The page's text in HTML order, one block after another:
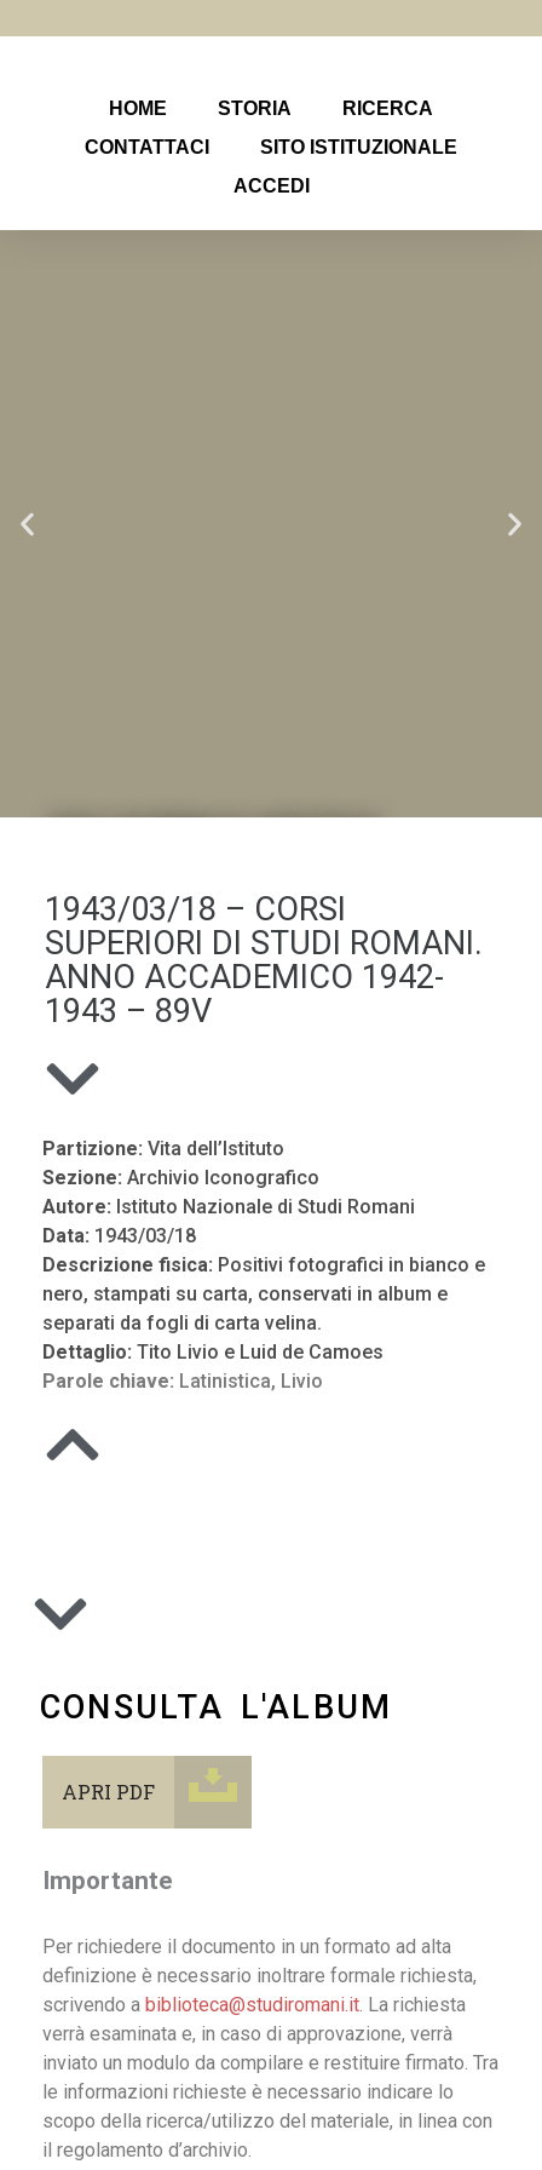
HOME STORIA
RICERCA
CONTATTACI
SITO ISTITUZIONALE
ACCEDI
.LA "VITA DELL'ISTITUTO" ATTRAVERSO LE IMMAGINI
1943/03/18 – CORSI
SUPERIORI DI STUDI ROMANI.
ANNO ACCADEMICO 1942-
1943 – 89V
Partizione: Vita dell’Istituto
Sezione: Archivio Iconografico
Autore: Istituto Nazionale di Studi Romani
Data: 1943/03/18
Descrizione fisica: Positivi fotografici in bianco e
nero, stampati su carta, conservati in album e
separati da fogli di carta velina.
Dettaglio: Tito Livio e Luid de Camoes
Parole chiave: Latinistica, Livio
CONSULTA L'ALBUM
APRI PDF
Importante
Per richiedere il documento in un formato ad alta
definizione è necessario inoltrare formale richiesta,
scrivendo a biblioteca@studiromani.it. La richiesta
verrà esaminata e, in caso di approvazione, verrà
inviato un modulo da compilare e restituire firmato. Tra
le informazioni richieste è necessario indicare lo
scopo della ricerca/utilizzo del materiale, in linea con
il regolamento d’archivio.